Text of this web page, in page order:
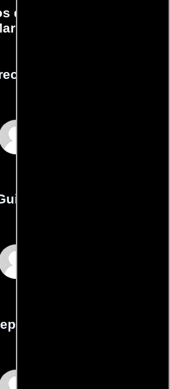
de la película Almost